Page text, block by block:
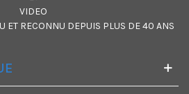
VIDEO
ET RECONNU DEPUIS PLUS DE 40 ANS